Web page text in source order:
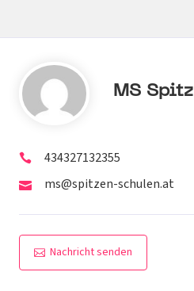
MS Spitz
434327132355
ms@spitzen-schulen.at
Nachricht senden